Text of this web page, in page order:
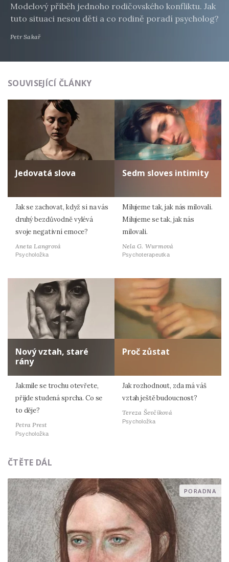
Modelový příběh jednoho rodičovského konfliktu. Jak
tuto situaci nesou děti a co rodině poradí psycholog?
Petr Sakař
SOUVISEJÍCÍ ČLÁNKY
Jedovatá slova
Jak se zachovat, když si na vás
druhý bezdůvodně vylévá
svoje negativní emoce?
Aneta Langrová
Psycholožka
Sedm sloves intimity
Milujeme tak, jak nás milovali.
Milujeme se tak, jak nás
milovali.
Nela G. Wurmová
Psychoterapeutka
Nový vztah, staré
rány
Jakmile se trochu otevřete,
přijde studená sprcha. Co se
to děje?
Petra Prest
Psycholožka
Proč zůstat
Jak rozhodnout, zda má váš
vztah ještě budoucnost?
Tereza Ševčíková
Psycholožka
ČTĚTE DÁL
PORADNA